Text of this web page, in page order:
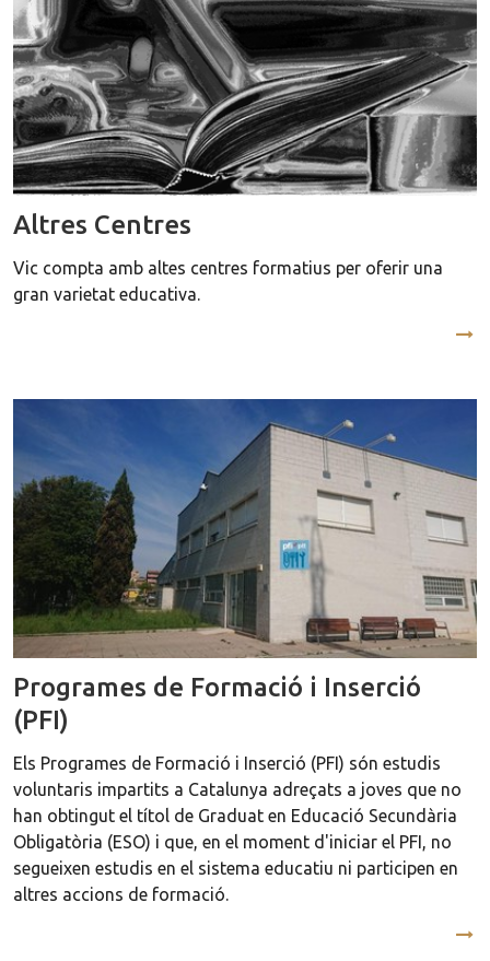
Altres Centres
Vic compta amb altes centres formatius per oferir una
gran varietat educativa.
Programes de Formació i Inserció
(PFI)
Els Programes de Formació i Inserció (PFI) són estudis
voluntaris impartits a Catalunya adreçats a joves que no
han obtingut el títol de Graduat en Educació Secundària
Obligatòria (ESO) i que, en el moment d'iniciar el PFI, no
segueixen estudis en el sistema educatiu ni participen en
altres accions de formació.